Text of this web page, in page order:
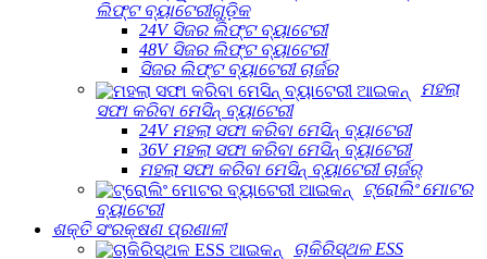
ଲିଫ୍ଟ ବ୍ୟାଟେରୀଗୁଡ଼ିକ
24V ସିଜର ଲିଫ୍ଟ ବ୍ୟାଟେରୀ
48V ସିଜର ଲିଫ୍ଟ ବ୍ୟାଟେରୀ
ସିଜର ଲିଫ୍ଟ ବ୍ୟାଟେରୀ ଚାର୍ଜର
ମହଲା
ସଫା କରିବା ମେସିନ୍ ବ୍ୟାଟେରୀ
24V ମହଲା ସଫା କରିବା ମେସିନ୍ ବ୍ୟାଟେରୀ
36V ମହଲା ସଫା କରିବା ମେସିନ୍ ବ୍ୟାଟେରୀ
ମହଲା ସଫା କରିବା ମେସିନ୍ ବ୍ୟାଟେରୀ ଚାର୍ଜର୍
ଟ୍ରୋଲିଂ ମୋଟର
ବ୍ୟାଟେରୀ
ଶକ୍ତି ସଂରକ୍ଷଣ ପ୍ରଣାଳୀ
ଚାକିରିସ୍ଥଳ ESS